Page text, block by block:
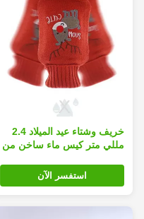
خريف وشتاء عيد الميلاد 2.4
مللي متر كيس ماء ساخن من
استفسر الآن